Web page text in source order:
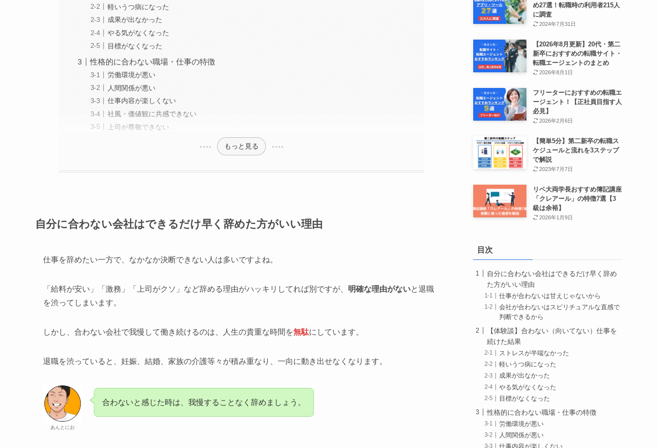
軽いうつ病になった
成果が出なかった
やる気がなくなった
目標がなくなった
性格的に合わない職場・仕事の特徴
労働環境が悪い
人間関係が悪い
仕事内容が楽しくない
社風・価値観に共感できない
上司が尊敬できない
もっと見る
自分に合わない会社はできるだけ早く辞めた方がいい理由
仕事を辞めたい一方で、なかなか決断できない人は多いですよね。
「給料が安い」「激務」「上司がクソ」など辞める理由がハッキリしてれば別ですが、 明確な理由がないと退職
を渋ってしまいます。
しかし、合わない会社で我慢して働き続けるのは、人生の貴重な時間を無駄にしています。
退職を渋っていると、妊娠、結婚、家族の介護等々が積み重なり、一向に動き出せなくなります。
あんとにお
合わないと感じた時は、我慢することなく辞めましょう。
め27選！転職時の利用者215人
に調査
2024年7月31日
【2026年8月更新】20代・第二
新卒におすすめの転職サイト・
転職エージェントのまとめ
2026年8月1日
フリーターにおすすめの転職エ
ージェント！【正社員目指す人
必見】
2026年2月6日
【簡単5分】第二新卒の転職ス
ケジュールと流れを3ステップ
で解説
2023年7月7日
リベ大両学長おすすめ簿記講座
「クレアール」の特徴7選【3
級は余裕】
2026年1月9日
目次
自分に合わない会社はできるだけ早く辞め
た方がいい理由
仕事が合わないは甘えじゃないから
会社が合わないはスピリチュアルな直感で
判断できるから
【体験談】合わない（向いてない）仕事を
続けた結果
ストレスが半端なかった
軽いうつ病になった
成果が出なかった
やる気がなくなった
目標がなくなった
性格的に合わない職場・仕事の特徴
労働環境が悪い
人間関係が悪い
仕事内容が楽しくない